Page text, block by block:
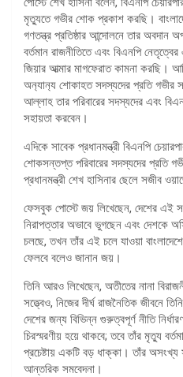
মৃত্যুতে গভীর শোক প্রকাশ করছি।
গণতন্ত্র প্রতিষ্ঠার আন্দোলনে তার অবদান
বর্তমান রাজনীতিতে এবং বিএনপি
জিয়ার আত্মার মাগফেরাত কামনা করছি।
অন‍্যান‍্য শোকাহত সদস্যদের প্রতি গভীর
আল্লাহ তার পরিবারের সদস্যদের এবং
সহায়তা করবেন।
এদিকে সাবেক প্রধানমন্ত্রী বিএনপি
শোকসন্তপ্ত পরিবারের সদস্যদের প্রতি
প্রধানমন্ত্রী শেখ হাসিনার ছেলে সজীব
ফেসবুক পোস্টে জয় লিখেছেন, দেশের এই
নিরাপত্তার অভাবে ভুগছেন এবং দেশকে
চলছে, তখন তাঁর এই চলে যাওয়া
ফেলবে বলেও জানান জয়।
তিনি আরও লিখেছেন, অতীতের নানা
সত্ত্বেও, নিজের দীর্ঘ রাজনৈতিক জীবনে
দেশের জন্য বিভিন্ন গুরুত্বপূর্ণ নীতি
চিরস্মরণীয় হয়ে থাকবে; তবে তাঁর মৃত্যু
প্রচেষ্টায় একটি বড় ধাক্কা। তাঁর অসংখ্য
আন্তরিক সমবেদনা।